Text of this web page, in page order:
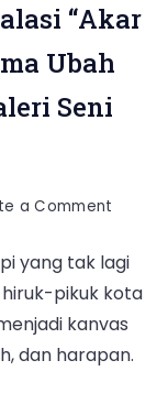
“Akar
Ubah
Seni
a Comment
Art
yang tak lagi
pikuk kota
kanvas
dan harapan.